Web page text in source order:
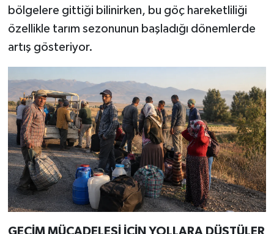
bölgelere gittiği bilinirken, bu göç hareketliliği
özellikle tarım sezonunun başladığı dönemlerde
artış gösteriyor.